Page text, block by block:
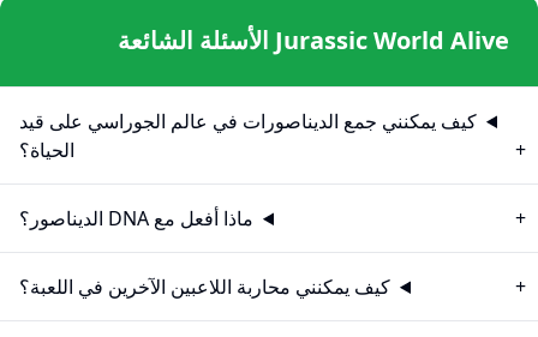
Jurassic World Alive الأسئلة الشائعة
كيف يمكنني جمع الديناصورات في عالم الجوراسي على قيد
الحياة؟
ماذا أفعل مع DNA الديناصور؟
كيف يمكنني محاربة اللاعبين الآخرين في اللعبة؟